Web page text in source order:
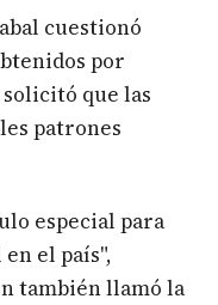
cuestionó
por
que las
patrones
especial para
el país",
también llamó la